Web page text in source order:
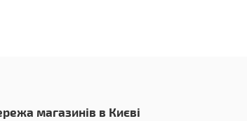
магазинів в Києві